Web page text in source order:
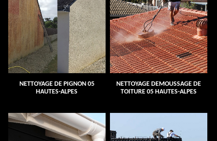
NETTOYAGE DE PIGNON 05
HAUTES-ALPES
NETTOYAGE DEMOUSSAGE DE
TOITURE 05 HAUTES-ALPES